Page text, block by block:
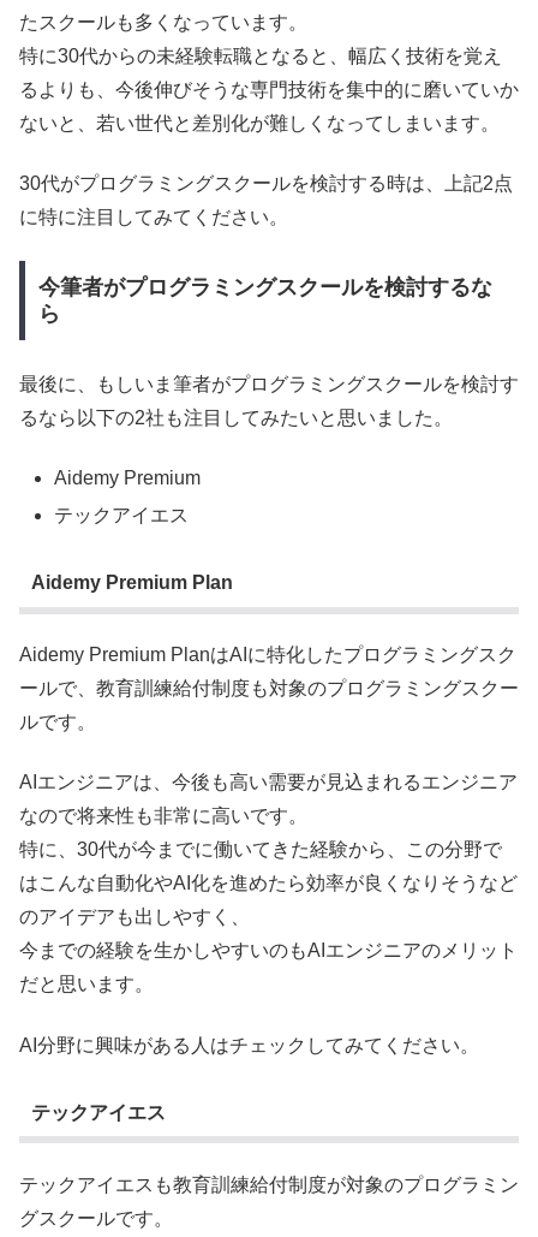
たスクールも多くなっています。
特に30代からの未経験転職となると、幅広く技術を覚え
るよりも、今後伸びそうな専門技術を集中的に磨いていか
ないと、若い世代と差別化が難しくなってしまいます。
30代がプログラミングスクールを検討する時は、上記2点
に特に注目してみてください。
今筆者がプログラミングスクールを検討するな
ら
最後に、もしいま筆者がプログラミングスクールを検討す
るなら以下の2社も注目してみたいと思いました。
Aidemy Premium
テックアイエス
Aidemy Premium Plan
Aidemy Premium PlanはAIに特化したプログラミングスク
ールで、教育訓練給付制度も対象のプログラミングスクー
ルです。
AIエンジニアは、今後も高い需要が見込まれるエンジニア
なので将来性も非常に高いです。
特に、30代が今までに働いてきた経験から、この分野で
はこんな自動化やAI化を進めたら効率が良くなりそうなど
のアイデアも出しやすく、
今までの経験を生かしやすいのもAIエンジニアのメリット
だと思います。
AI分野に興味がある人はチェックしてみてください。
テックアイエス
テックアイエスも教育訓練給付制度が対象のプログラミン
グスクールです。